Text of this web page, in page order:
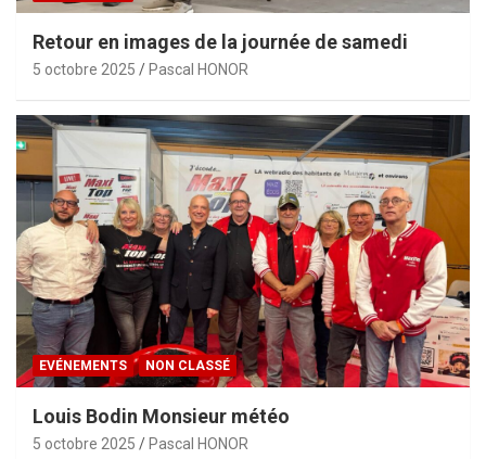
Retour en images de la journée de samedi
5 octobre 2025 Pascal HONOR
EVÉNEMENTS NON CLASSÉ
Louis Bodin Monsieur météo
5 octobre 2025 Pascal HONOR